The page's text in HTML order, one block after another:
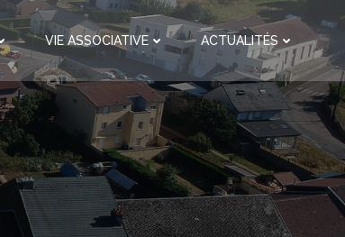
VIE ASSOCIATIVE ACTUALITÉS